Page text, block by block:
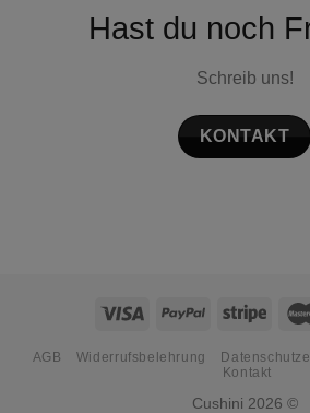
Hast du noch
Schreib uns!
KONTAKT
AGB Widerrufsbelehrung
Kontakt
Cushini 2026 ©